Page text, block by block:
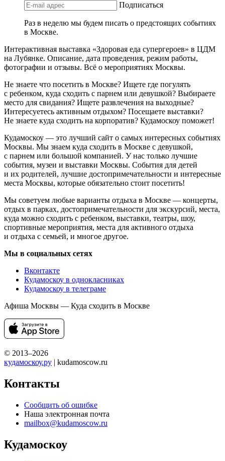
Подписаться
Раз в неделю мы будем писать о предстоящих событиях
в Москве.
Интерактивная выставка «Здоровая еда супергероев» в ЦДМ
на Лубянке. Описание, дата проведения, режим работы,
фотографии и отзывы. Всё о мероприятиях Москвы.
Не знаете что посетить в Москве? Ищете где погулять
с ребенком, куда сходить с парнем или девушкой? Выбираете
место для свидания? Ищете развлечения на выходные?
Интересуетесь активным отдыхом? Посещаете выставки?
Не знаете куда сходить на корпоратив? Кудамоскоу поможет!
Кудамоскоу — это лучший сайт о самых интересных событиях
Москвы. Мы знаем куда сходить в Москве с девушкой,
с парнем или большой компанией. У нас только лучшие
события, музеи и выставки Москвы. События для детей
и их родителей, лучшие достопримечательности и интересные
места Москвы, которые обязательно стоит посетить!
Мы советуем любые варианты отдыха в Москве — концерты,
отдых в парках, достопримечательности для экскурсий, места,
куда можно сходить с ребенком, выставки, театры, шоу,
спортивные мероприятия, места для активного отдыха
и отдыха с семьей, и многое другое.
Мы в социальных сетях
Вконтакте
Кудамоскоу в однокласниках
Кудамоскоу в телеграме
Афиша Москвы — Куда сходить в Москве
© 2013–2026
кудамоскоу.ру | kudamoscow.ru
Контакты
Сообщить об ошибке
Наша электронная почта
mailbox@kudamoscow.ru
Кудамоскоу